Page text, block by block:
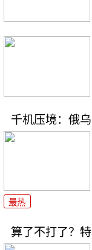
千机压境：俄
最热
算了不打了？